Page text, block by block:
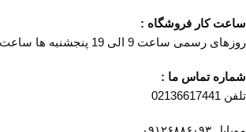
ساعت کار فروشگاه :
روزهای رسمی ساعت 9 الی 19 پنجشنبه ها ساعت 9 الی 14
شماره تماس ما :
تلفن 02136617441